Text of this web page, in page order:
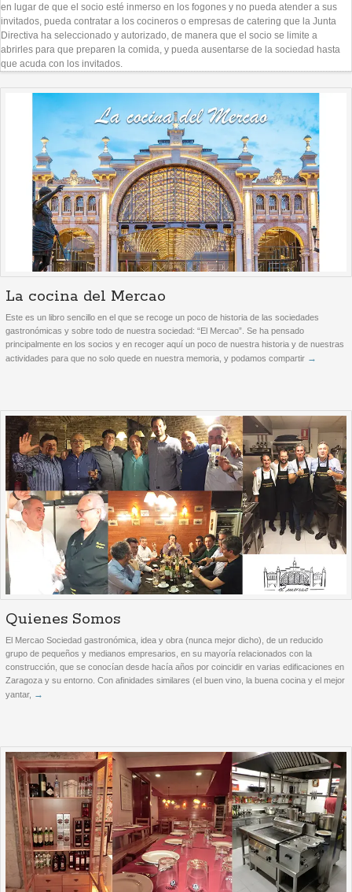
en lugar de que el socio esté inmerso en los fogones y no pueda atender a sus
invitados, pueda contratar a los cocineros o empresas de catering que la Junta
Directiva ha seleccionado y autorizado, de manera que el socio se limite a
abrirles para que preparen la comida, y pueda ausentarse de la sociedad hasta
que acuda con los invitados.
La cocina del Mercao
Este es un libro sencillo en el que se recoge un poco de historia de las sociedades
gastronómicas y sobre todo de nuestra sociedad: “El Mercao”. Se ha pensado
principalmente en los socios y en recoger aquí un poco de nuestra historia y de nuestras
actividades para que no solo quede en nuestra memoria, y podamos compartir →
Quienes Somos
El Mercao Sociedad gastronómica, idea y obra (nunca mejor dicho), de un reducido
grupo de pequeños y medianos empresarios, en su mayoría relacionados con la
construcción, que se conocían desde hacía años por coincidir en varias edificaciones en
Zaragoza y su entorno. Con afinidades similares (el buen vino, la buena cocina y el mejor
yantar, →